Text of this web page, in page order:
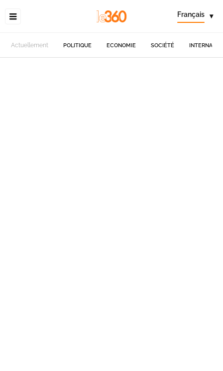
Français ▾
Actuellement POLITIQUE ECONOMIE SOCIÉTÉ